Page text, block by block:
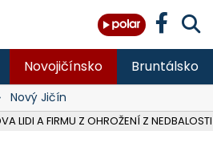
Novojičínsko Bruntálsko
Nový Jičín
LIDI A FIRMU Z OHROŽENÍ Z NEDBALOSTI